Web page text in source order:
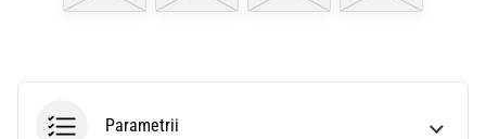
Parametrii